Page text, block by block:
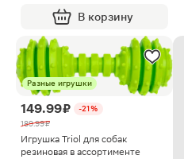
В корзину
Разные игрушки
149.99 ₽
-21%
189.99 ₽
Игрушка Triol для собак
резиновая в ассортименте